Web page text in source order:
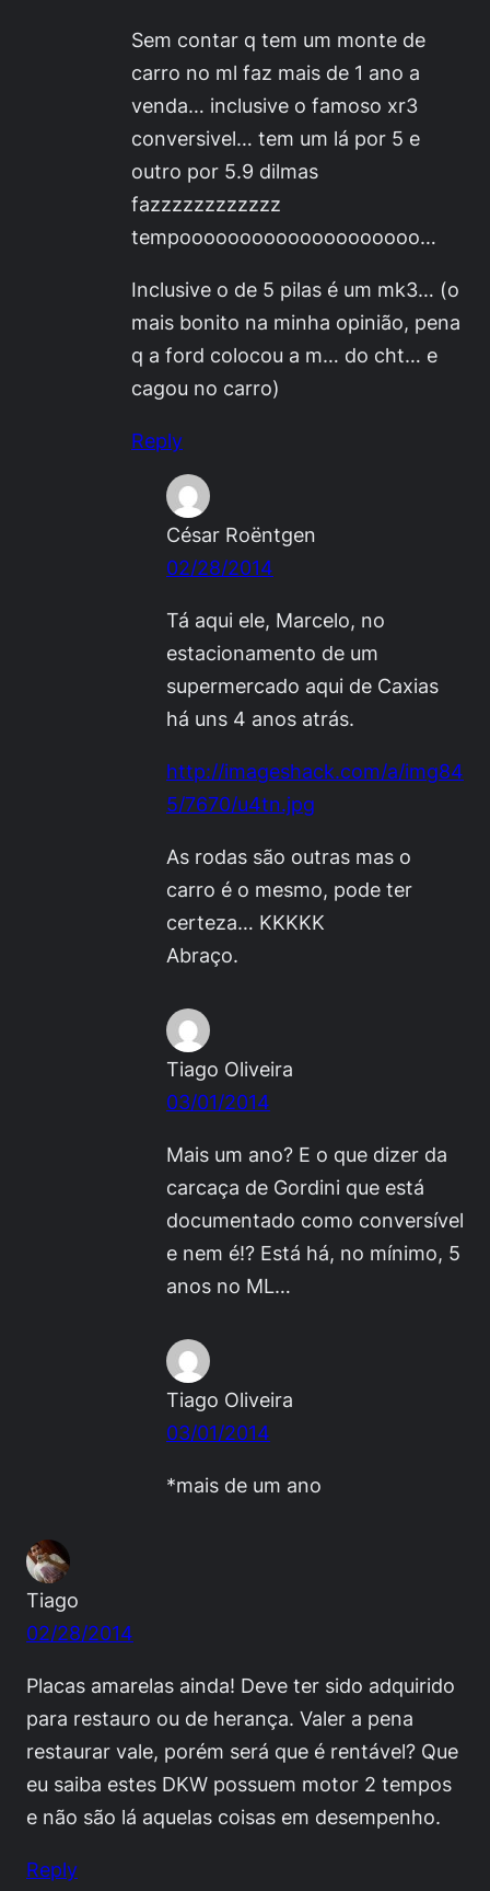
Sem contar q tem um monte de
carro no ml faz mais de 1 ano a
venda… inclusive o famoso xr3
conversivel… tem um lá por 5 e
outro por 5.9 dilmas
fazzzzzzzzzzzz
tempoooooooooooooooooooo…
Inclusive o de 5 pilas é um mk3… (o
mais bonito na minha opinião, pena
q a ford colocou a m… do cht… e
cagou no carro)
Reply
César Roëntgen
02/28/2014
Tá aqui ele, Marcelo, no
estacionamento de um
supermercado aqui de Caxias
há uns 4 anos atrás.
http://imageshack.com/a/img84
5/7670/u4tn.jpg
As rodas são outras mas o
carro é o mesmo, pode ter
certeza… KKKKK
Abraço.
Tiago Oliveira
03/01/2014
Mais um ano? E o que dizer da
carcaça de Gordini que está
documentado como conversível
e nem é!? Está há, no mínimo, 5
anos no ML…
Tiago Oliveira
03/01/2014
*mais de um ano
Tiago
02/28/2014
Placas amarelas ainda! Deve ter sido adquirido
para restauro ou de herança. Valer a pena
restaurar vale, porém será que é rentável? Que
eu saiba estes DKW possuem motor 2 tempos
e não são lá aquelas coisas em desempenho.
Reply